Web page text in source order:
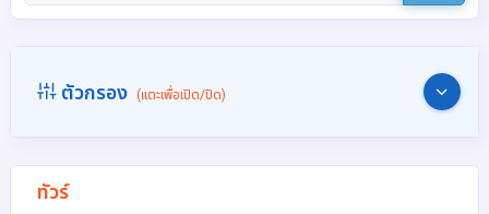
ตัวกรอง (แตะเพื่อเปิด/ปิด)
ทัวร์